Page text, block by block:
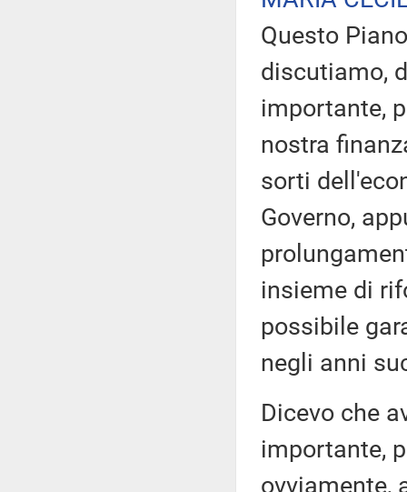
Questo
discutiamo,
importante,
nostra
sorti
Governo,
insieme di
possibile
negli anni
Dicevo che
importante,
ovviamente,